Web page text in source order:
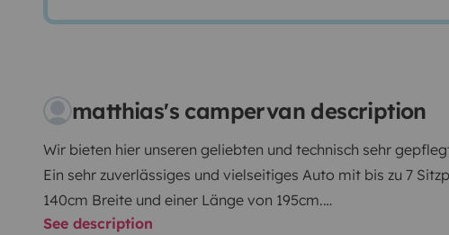
matthias's campervan description
Wir bieten hier unseren geliebten und technisch sehr
Ein sehr zuverlässiges und vielseitiges Auto mit bis zu 7
140cm Breite und einer Länge von 195cm.
Eine passende und sehr bequeme, Faltbare Matratze ist im
See description